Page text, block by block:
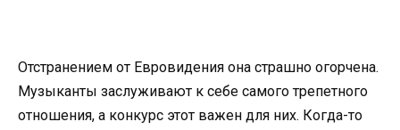
Отстранением от Евровидения она страшно огорчена.
Музыканты заслуживают к себе самого трепетного
отношения, а конкурс этот важен для них. Когда-то